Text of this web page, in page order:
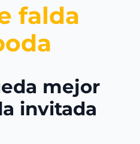
falda
mejor
invitada